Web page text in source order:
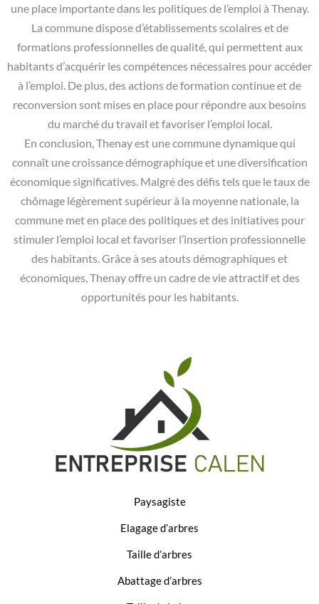
une place importante dans les politiques de l’emploi à Thenay.
La commune dispose d’établissements scolaires et de
formations professionnelles de qualité, qui permettent aux
habitants d’acquérir les compétences nécessaires pour accéder
à l’emploi. De plus, des actions de formation continue et de
reconversion sont mises en place pour répondre aux besoins
du marché du travail et favoriser l’emploi local.
En conclusion, Thenay est une commune dynamique qui
connaît une croissance démographique et une diversification
économique significatives. Malgré des défis tels que le taux de
chômage légèrement supérieur à la moyenne nationale, la
commune met en place des politiques et des initiatives pour
stimuler l’emploi local et favoriser l’insertion professionnelle
des habitants. Grâce à ses atouts démographiques et
économiques, Thenay offre un cadre de vie attractif et des
opportunités pour les habitants.
Paysagiste
Elagage d’arbres
Taille d’arbres
Abattage d’arbres